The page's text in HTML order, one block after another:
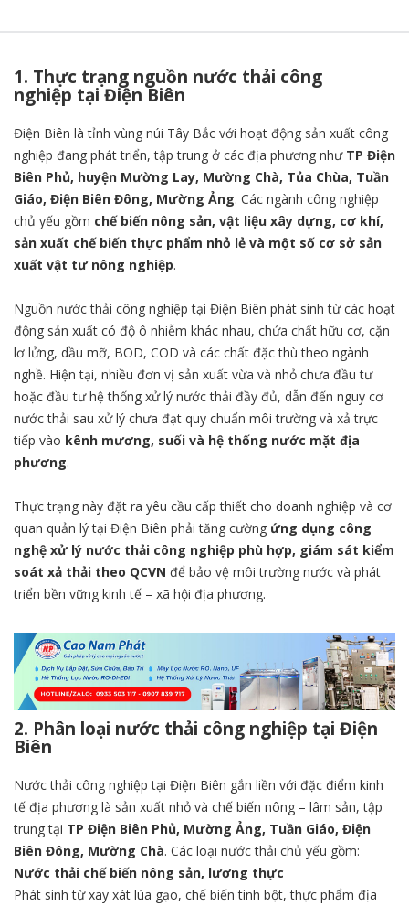
1. Thực trạng nguồn nước thải công
nghiệp tại Điện Biên
Điện Biên là tỉnh vùng núi Tây Bắc với hoạt động sản xuất công
nghiệp đang phát triển, tập trung ở các địa phương như TP Điện
Biên Phủ, huyện Mường Lay, Mường Chà, Tủa Chùa, Tuần
Giáo, Điện Biên Đông, Mường Ảng. Các ngành công nghiệp
chủ yếu gồm chế biến nông sản, vật liệu xây dựng, cơ khí,
sản xuất chế biến thực phẩm nhỏ lẻ và một số cơ sở sản
xuất vật tư nông nghiệp.
Nguồn nước thải công nghiệp tại Điện Biên phát sinh từ các hoạt
động sản xuất có độ ô nhiễm khác nhau, chứa chất hữu cơ, cặn
lơ lửng, dầu mỡ, BOD, COD và các chất đặc thù theo ngành
nghề. Hiện tại, nhiều đơn vị sản xuất vừa và nhỏ chưa đầu tư
hoặc đầu tư hệ thống xử lý nước thải đầy đủ, dẫn đến nguy cơ
nước thải sau xử lý chưa đạt quy chuẩn môi trường và xả trực
tiếp vào kênh mương, suối và hệ thống nước mặt địa
phương.
Thực trạng này đặt ra yêu cầu cấp thiết cho doanh nghiệp và cơ
quan quản lý tại Điện Biên phải tăng cường ứng dụng công
nghệ xử lý nước thải công nghiệp phù hợp, giám sát kiểm
soát xả thải theo QCVN để bảo vệ môi trường nước và phát
triển bền vững kinh tế – xã hội địa phương.
2. Phân loại nước thải công nghiệp tại Điện
Biên
Nước thải công nghiệp tại Điện Biên gắn liền với đặc điểm kinh
tế địa phương là sản xuất nhỏ và chế biến nông – lâm sản, tập
trung tại TP Điện Biên Phủ, Mường Ảng, Tuần Giáo, Điện
Biên Đông, Mường Chà. Các loại nước thải chủ yếu gồm:
Nước thải chế biến nông sản, lương thực
Phát sinh từ xay xát lúa gạo, chế biến tinh bột, thực phẩm địa